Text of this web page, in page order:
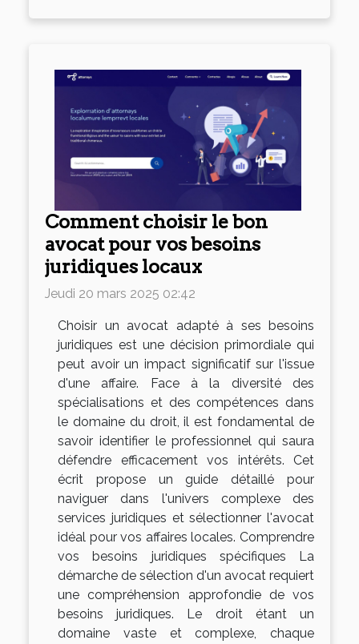
Comment choisir le bon
avocat pour vos besoins
juridiques locaux
Jeudi 20 mars 2025 02:42
Choisir un avocat adapté à ses besoins
juridiques est une décision primordiale qui
peut avoir un impact significatif sur l'issue
d'une affaire. Face à la diversité des
spécialisations et des compétences dans
le domaine du droit, il est fondamental de
savoir identifier le professionnel qui saura
défendre efficacement vos intérêts. Cet
écrit propose un guide détaillé pour
naviguer dans l'univers complexe des
services juridiques et sélectionner l'avocat
idéal pour vos affaires locales. Comprendre
vos besoins juridiques spécifiques La
démarche de sélection d'un avocat requiert
une compréhension approfondie de vos
besoins juridiques. Le droit étant un
domaine vaste et complexe, chaque